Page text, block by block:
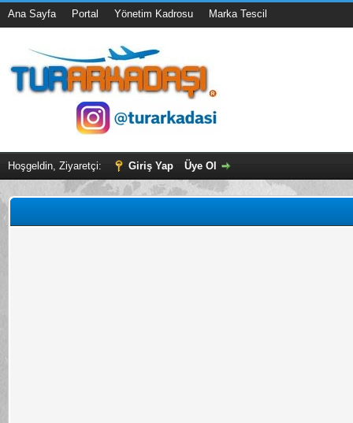
Ana Sayfa Portal Yönetim Kadrosu Marka Tescil
Hoşgeldin, Ziyaretçi: Giriş Yap Üye Ol